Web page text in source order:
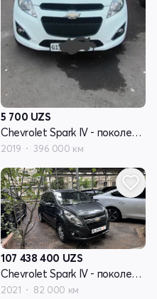
5 700 UZS
Chevrolet Spark IV - поколение
2019 396 000 км
107 438 400 UZS
Chevrolet Spark IV - поколение
2021 82 000 км